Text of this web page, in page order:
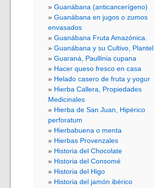
Guanábana (anticancerígeno)
Guanábana en jugos o zumos
envasados
Guanábana Fruta Amazónica.
Guanábana y su Cultivo, Plantel
Guaraná, Paullinia cupana
Hacer queso fresco en casa
Helado casero de fruta y yogur
Hierba Callera, Propiedades
Medicinales
Hierba de San Juan, Hipérico
perforatum
Hierbabuena o menta
Hierbas Provenzales
Historia del Chocolate
Historia del Consomé
Historia del Higo
Historia del jamón ibérico